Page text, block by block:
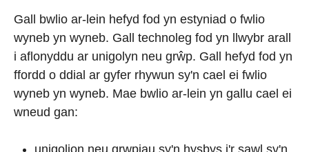
Gall bwlio ar-lein hefyd fod yn estyniad o fwlio
wyneb yn wyneb. Gall technoleg fod yn llwybr arall
i aflonyddu ar unigolyn neu grŵp. Gall hefyd fod yn
ffordd o ddial ar gyfer rhywun sy'n cael ei fwlio
wyneb yn wyneb. Mae bwlio ar-lein yn gallu cael ei
wneud gan:
unigolion neu grwpiau sy'n hysbys i'r sawl sy'n